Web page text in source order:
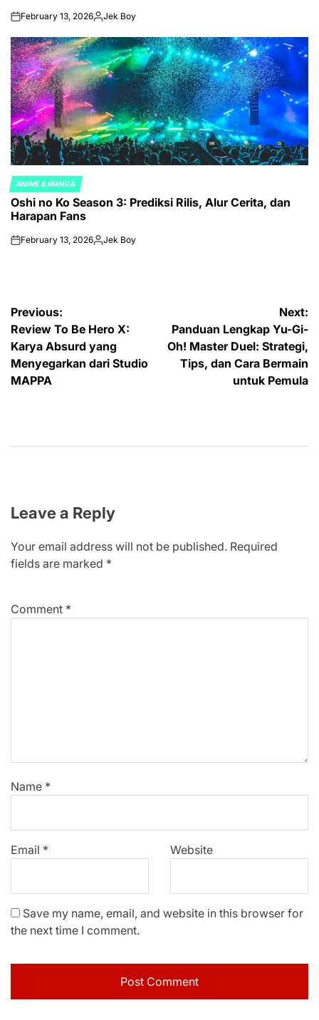
onFebruary 13, 2026Posted
Jek Boy
POSTED
IN
ANIME & MANGA
Oshi no Ko Season 3: Prediksi Rilis, Alur Cerita, dan
Harapan Fans
onFebruary 13, 2026Posted
Jek Boy
Post
navigation
Previous:
Review To Be Hero X:
Karya Absurd yang
Menyegarkan dari Studio
MAPPA
Next:
Panduan Lengkap Yu-Gi-
Oh! Master Duel: Strategi,
Tips, dan Cara Bermain
untuk Pemula
Leave a Reply
Your email address will not be published. Required
fields are marked *
Comment *
Name *
Email * Website
Save my name, email, and website in this browser for
the next time I comment.